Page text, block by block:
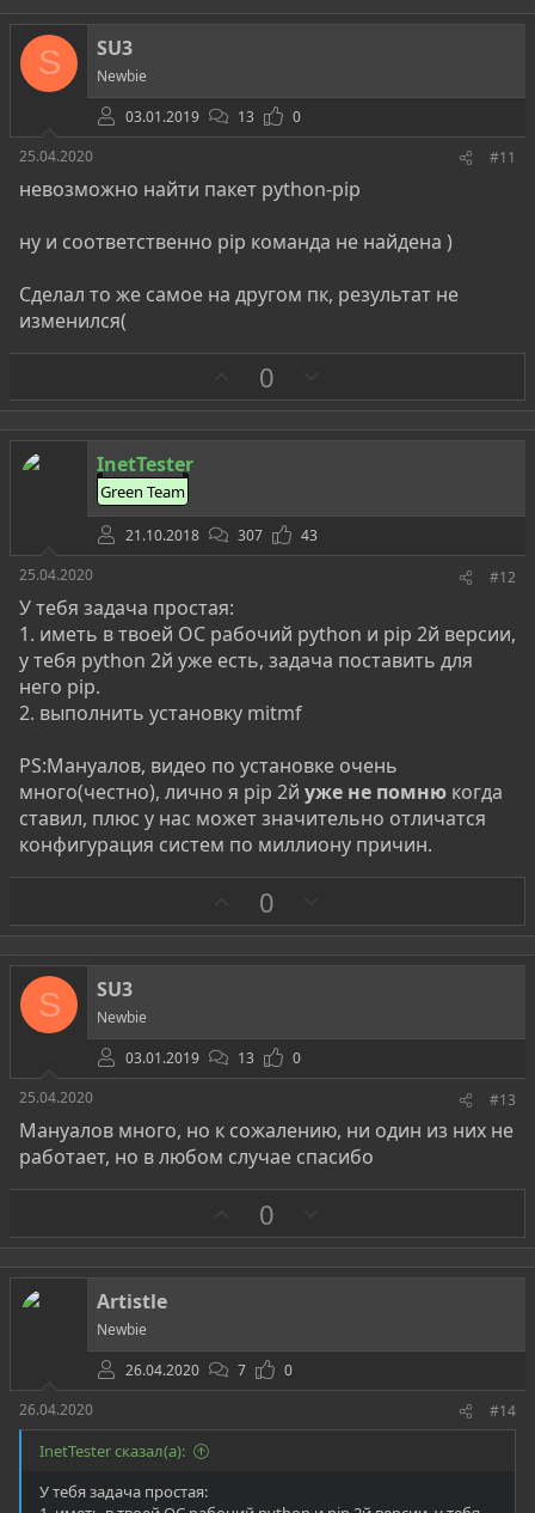
о
в
S SU3
Newbie
03.01.2019
13
0
25.04.2020
#11
невозможно найти пакет python-pip
ну и соответственно pip команда не найдена )
Сделал то же самое на другом пк, результат не
изменился(
а
0
р
о
InetTester
Green Team
21.10.2018 307
43
25.04.2020
#12
У тебя задача простая:
1. иметь в твоей ОС рабочий python и pip 2й версии,
у тебя python 2й уже есть, задача поставить для
него pip.
2. выполнить установку mitmf
PS:Мануалов, видео по установке очень
много(честно), лично я pip 2й уже не помню когда
ставил, плюс у нас может значительно отличатся
конфигурация систем по миллиону причин.
а
0
р
о
в
S SU3
Newbie
03.01.2019
13
0
25.04.2020
#13
Мануалов много, но к сожалению, ни один из них не
работает, но в любом случае спасибо
а
0
р
о
в
Artistle
Newbie
26.04.2020
7
0
26.04.2020
#14
InetTester сказал(а):
У тебя задача простая: